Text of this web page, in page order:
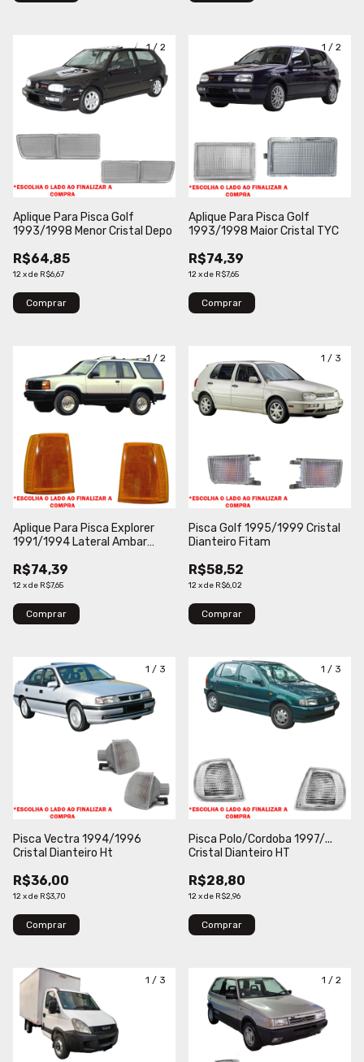
1/ 2
Aplique Para Pisca Golf
1993/1998 Menor Cristal Depo
R$64,85
12xde R$6,67
Comprar
1 / 2
Aplique Para Pisca Golf
1993/1998 Maior Cristal TYC
R$74,39
12xde R$7,65
Comprar
1 / 2
Aplique Para Pisca Explorer
1991/1994 Lateral Ambar
R$74,39
12xde R$7,65
Comprar
1 / 3
Pisca Golf 1995/1999 Cristal
Dianteiro Fitam
R$58,52
12xde R$6,02
Comprar
1 / 3
Pisca Vectra 1994/1996
Cristal Dianteiro Ht
R$36,00
12xde R$3,70
Comprar
1 / 3
Pisca Polo/Cordoba 1997/...
Cristal Dianteiro HT
R$28,80
12xde R$2,96
Comprar
1 / 3 1 / 2